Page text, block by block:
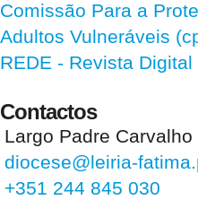
Comissão Para a
Adultos Vulneráveis
REDE - Revista Digital
Contactos
Largo Padre
diocese@leiria-
+351 244 845 030